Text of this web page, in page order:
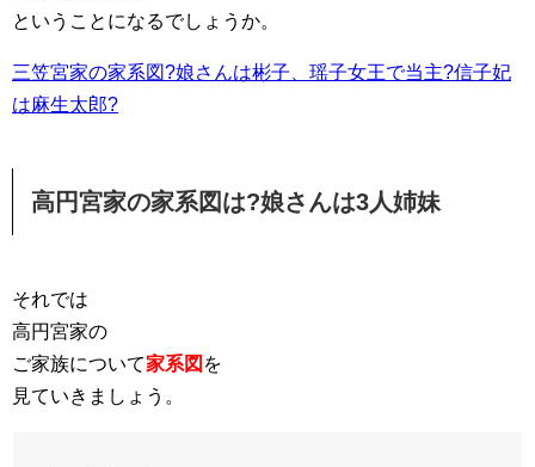
ということになるでしょうか。
三笠宮家の家系図?娘さんは彬子、瑶子女王で当主?信子妃
は麻生太郎?
高円宮家の家系図は?娘さんは3人姉妹
それでは
高円宮家の
ご家族について家系図 を
見ていきましょう。